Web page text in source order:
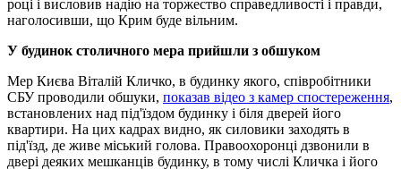
році і висловив надію на торжество справедливості і правди,
наголосивши, що Крим буде вільним.
У будинок столичного мера прийшли з обшуком
Мер Києва Віталій Кличко, в будинку якого, співробітники
СБУ проводили обшуки, показав відео з камер спостереження,
встановлених над під'їздом будинку і біля дверей його
квартири. На цих кадрах видно, як силовики заходять в
під'їзд, де живе міський голова. Правоохоронці дзвонили в
двері деяких мешканців будинку, в тому числі Кличка і його